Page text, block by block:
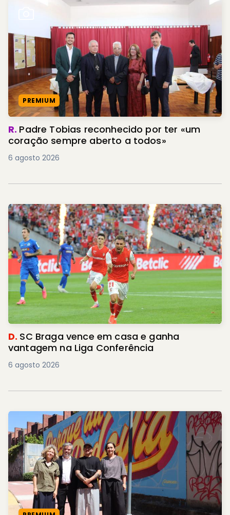
PREMIUM
R. Padre Tobias reconhecido por ter «um
coração sempre aberto a todos»
6 agosto 2026
D. SC Braga vence em casa e ganha
vantagem na Liga Conferência
6 agosto 2026